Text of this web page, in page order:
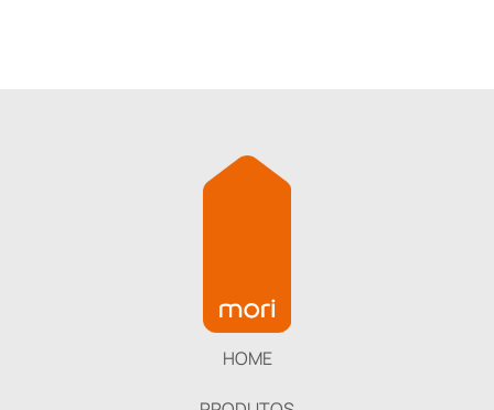
HOME